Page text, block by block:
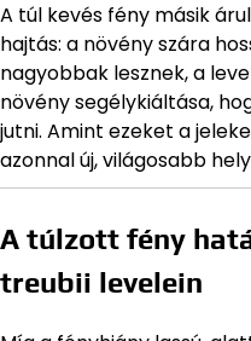
A túl kevés fény másik
hajtás: a növény szára
nagyobbak lesznek, a
növény segélykiáltása,
jutni. Amint ezeket a
azonnal új, világosabb
A túlzott fény
treubii levelein